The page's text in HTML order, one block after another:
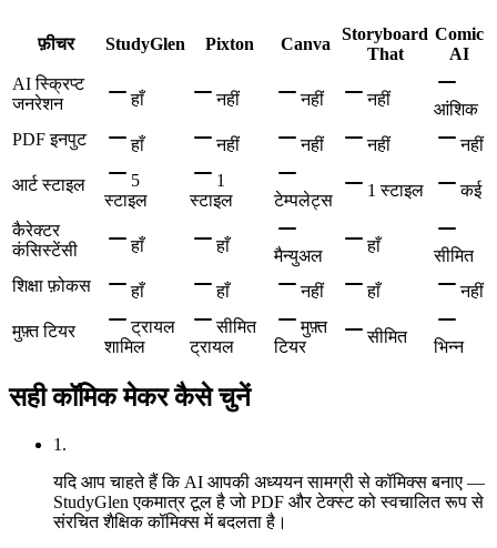
फ़ीचर StudyGlen Pixton Canva
Storyboard
That
Comic
AI
AI स्क्रिप्ट
जनरेशन
हाँ नहीं नहीं नहीं
आंशिक
PDF इनपुट
हाँ नहीं नहीं नहीं नहीं
आर्ट स्टाइल
5
स्टाइल
1
स्टाइल
टेम्पलेट्स
1 स्टाइल कई
कैरेक्टर
कंसिस्टेंसी
हाँ हाँ
मैन्युअल
हाँ
सीमित
शिक्षा फ़ोकस
हाँ हाँ नहीं हाँ नहीं
मुफ़्त टियर
ट्रायल
शामिल
सीमित
ट्रायल
मुफ़्त
टियर
सीमित
भिन्न
सही कॉमिक मेकर कैसे चुनें
1 .
यदि आप चाहते हैं कि AI आपकी अध्ययन सामग्री से कॉमिक्स बनाए —
StudyGlen एकमात्र टूल है जो PDF और टेक्स्ट को स्वचालित रूप से
संरचित शैक्षिक कॉमिक्स में बदलता है।